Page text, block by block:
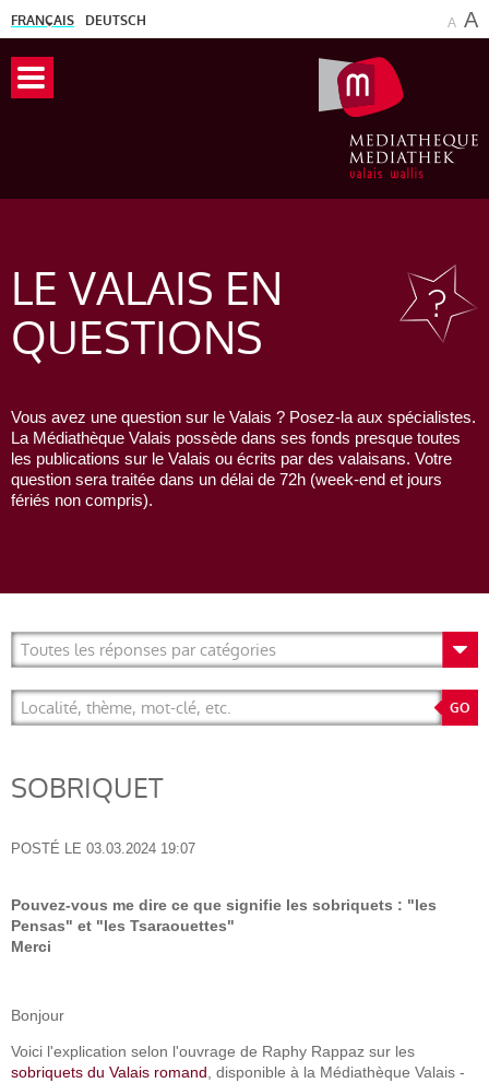
FRANÇAIS DEUTSCH A A
LE VALAIS EN
QUESTIONS
Vous avez une question sur le Valais ? Posez-la aux spécialistes.
La Médiathèque Valais possède dans ses fonds presque toutes
les publications sur le Valais ou écrits par des valaisans. Votre
question sera traitée dans un délai de 72h (week-end et jours
fériés non compris).
SOBRIQUET
POSTÉ LE 03.03.2024 19:07
Pouvez-vous me dire ce que signifie les sobriquets : "les
Pensas" et "les Tsaraouettes"
Merci
Bonjour
Voici l'explication selon l'ouvrage de Raphy Rappaz sur les
sobriquets du Valais romand , disponible à la Médiathèque Valais -